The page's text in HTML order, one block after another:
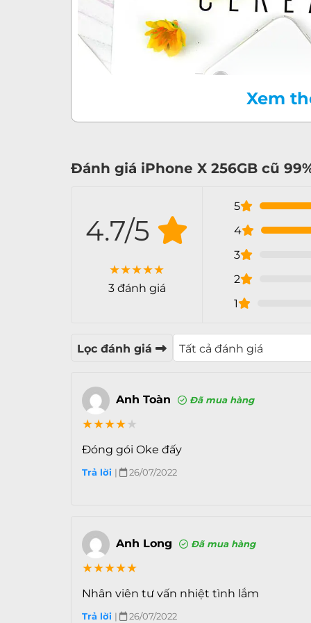
iPhone X là cụm từ được rất nhiều người
được bán ra.
Thiết kế mang tính đột phá
Như các bạn cũng đã biết thì đã 4 năm
vàiPhone 6 Plusthì Apple vẫn chưa có
Xem
Đánh giá iPhone X 256GB cũ
4.7/5
★★★★★
3 đánh giá
5
4
3
2
1
Lọc đánh giá
Anh Toàn Đã mua hàng
★★★★★
Đóng gói Oke đấy
Trả lời | 26/07/2022
Anh Long Đã mua hàng
★★★★★
Nhân viên tư vấn nhiệt tình lắm
Trả lời | 26/07/2022